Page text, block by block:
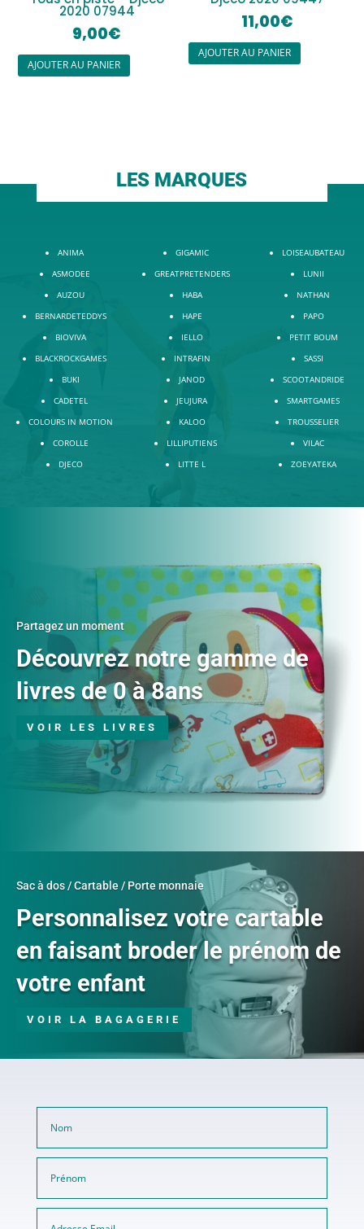
2020 07944
9,00€
AJOUTER AU PANIER
11,00€
AJOUTER AU PANIER
LES MARQUES
ANIMA
ASMODEE
AUZOU
BERNARDETEDDYS
BIOVIVA
BLACKROCKGAMES
BUKI
CADETEL
COLOURS IN MOTION
COROLLE
DJECO
GIGAMIC
GREATPRETENDERS
HABA
HAPE
IELLO
INTRAFIN
JANOD
JEUJURA
KALOO
LILLIPUTIENS
LITTE L
LOISEAUBATEAU
LUNII
NATHAN
PAPO
PETIT BOUM
SASSI
SCOOTANDRIDE
SMARTGAMES
TROUSSELIER
VILAC
ZOEYATEKA
Partagez un moment
Découvrez notre gamme de
livres de 0 à 8ans
VOIR LES LIVRES
Sac à dos / Cartable / Porte monnaie
Personnalisez votre cartable
en faisant broder le prénom de
votre enfant
VOIR LA BAGAGERIE